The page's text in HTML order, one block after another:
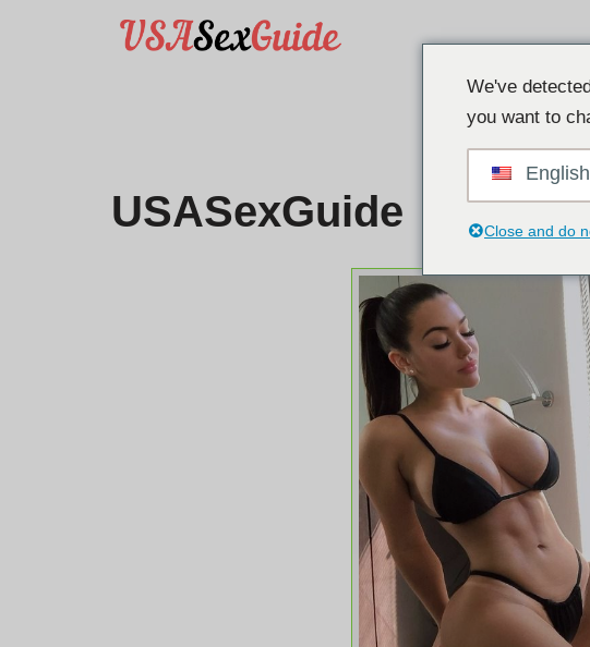
USASexGuide
We've
you want to
English
Close and do
Pridružite se TOP TRENDIBrezplačno